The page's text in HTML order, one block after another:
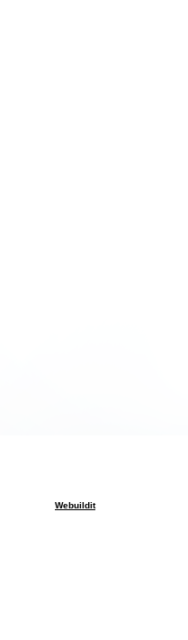
Webuildit